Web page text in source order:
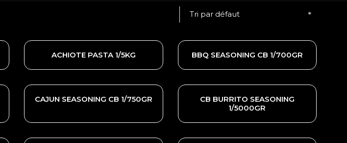
Tri par défaut
ACHIOTE PASTA 1/5KG BBQ SEASONING CB 1/700GR
CAJUN SEASONING CB 1/750GR
CB BURRITO SEASONING
1/5000GR